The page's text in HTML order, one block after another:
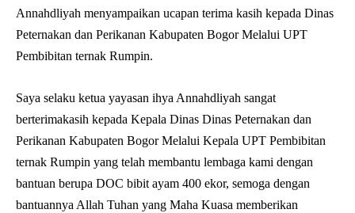
Annahdliyah menyampaikan ucapan terima kasih kepada Dinas
Peternakan dan Perikanan Kabupaten Bogor Melalui UPT
Pembibitan ternak Rumpin.
Saya selaku ketua yayasan ihya Annahdliyah sangat
berterimakasih kepada Kepala Dinas Dinas Peternakan dan
Perikanan Kabupaten Bogor Melalui Kepala UPT Pembibitan
ternak Rumpin yang telah membantu lembaga kami dengan
bantuan berupa DOC bibit ayam 400 ekor, semoga dengan
bantuannya Allah Tuhan yang Maha Kuasa memberikan